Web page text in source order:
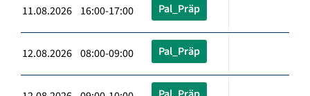
11.08.2026 16:00-17:00 Pal_Präp
12.08.2026 08:00-09:00 Pal_Präp